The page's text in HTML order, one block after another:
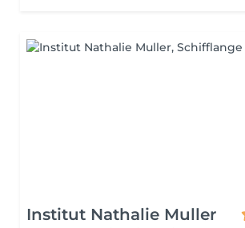
Institut Nathalie Muller